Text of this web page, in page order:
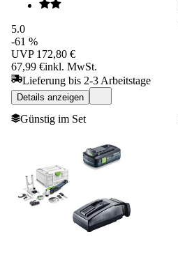
5.0
-61 %
UVP 172,80 €
67,99 €inkl. MwSt.
Lieferung bis 2-3 Arbeitstage
Details anzeigen
Günstig im Set